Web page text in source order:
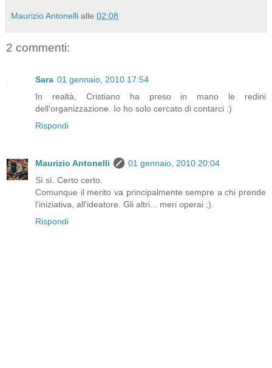
Maurizio Antonelli alle 02:08
2 commenti:
Sara 01 gennaio, 2010 17:54
In realtà, Cristiano ha preso in mano le redini
dell'organizzazione. Io ho solo cercato di contarci :)
Rispondi
Maurizio Antonelli
01 gennaio, 2010 20:04
Sì sì. Certo certo.
Comunque il merito va principalmente sempre a chi prende
l'iniziativa, all'ideatore. Gli altri... meri operai ;).
Rispondi